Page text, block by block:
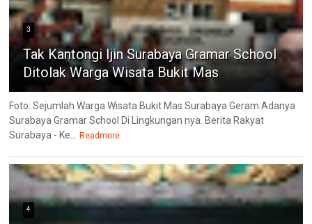
3
Tak Kantongi Ijin Surabaya Gramar School
Ditolak Warga Wisata Bukit Mas
Foto: Sejumlah Warga Wisata Bukit Mas Surabaya Geram Adanya
Surabaya Gramar School Di Lingkungan nya. Berita Rakyat
Surabaya - Ke...
Readmore
4